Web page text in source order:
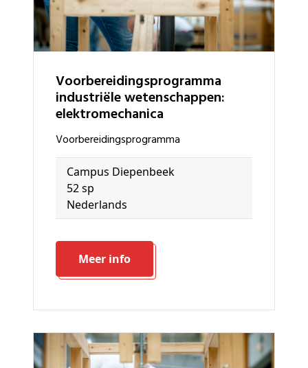
voorbereidingsprogramma
industriële wetenschappen:
elektromechanica
voorbereidingsprogramma
Campus Diepenbeek
52 sp
Nederlands
Meer info